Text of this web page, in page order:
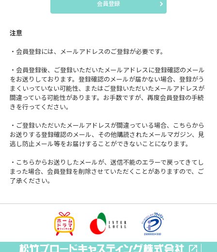
会員登録
注意
・会員登録には、メールアドレスのご登録が必要です。
・会員登録後、ご登録いただいたメールアドレスに登録確認のメール
をお送りしております。登録確認のメールが届かない場合、登録がう
まくいっていない可能性、またはご登録いただいたメールアドレスが
間違っている可能性があります。お手数ですが、再度会員登録の手続
きを行ってください。
・ご登録いただいたメールアドレスが間違っている場合、こちらから
お送りする登録確認のメール、その他購読されたメールマガジン、見
逃し防止メール等をお届けすることができないことになります。
・こちらからお送りしたメールが、送信不能のエラーで戻ってきてし
まった場合、会員登録を削除させていただくことがありますので、ご
了承ください。